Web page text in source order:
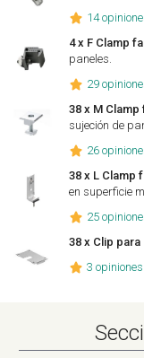
14
4 x F Clamp
paneles.
29
38 x M
sujeción de
26
38 x L Clamp
en superficie
25
38 x Clip
3 opiniones